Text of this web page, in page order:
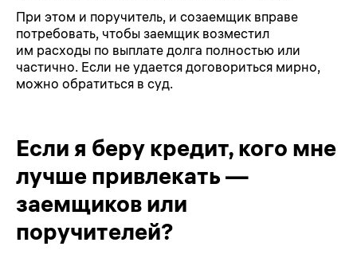
При этом и поручитель, и созаемщик вправе
потребовать, чтобы заемщик возместил
им расходы по выплате долга полностью или
частично. Если не удается договориться мирно,
можно обратиться в суд.
Если я беру кредит, кого мне
лучше привлекать —
заемщиков или
поручителей?